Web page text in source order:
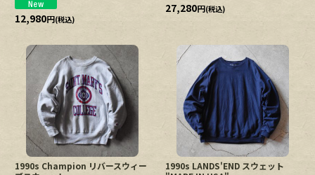
12,980円(税込)
27,280円(税込)
1990s Champion リバースウィー
1990s LANDS'END スウェット